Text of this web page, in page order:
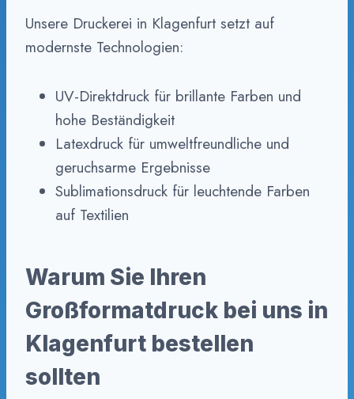
Unsere Druckerei in Klagenfurt setzt auf
modernste Technologien:
UV-Direktdruck für brillante Farben und
hohe Beständigkeit
Latexdruck für umweltfreundliche und
geruchsarme Ergebnisse
Sublimationsdruck für leuchtende Farben
auf Textilien
Warum Sie Ihren
Großformatdruck bei uns in
Klagenfurt bestellen
sollten